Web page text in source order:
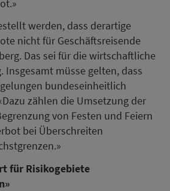
werden, dass derartige
nicht für Geschäftsreisende
Das sei für die wirtschaftliche
Insgesamt müsse gelten, dass
bundeseinheitlich
zählen die Umsetzung der
von Festen und Feiern
bei Überschreiten
für Risikogebiete